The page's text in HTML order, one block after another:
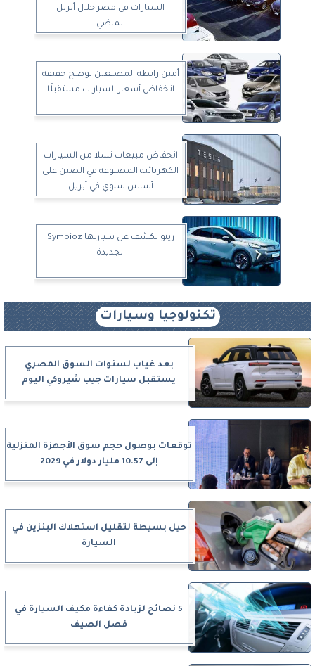
السيارات في مصر خلال أبريل
الماضي
أمين رابطة المصنعين يوضح حقيقة
انخفاض أسعار السيارات مستقبلًا
انخفاض مبيعات تسلا من السيارات
الكهربائية المصنوعة في الصين على
أساس سنوي في أبريل
رينو تكشف عن سيارتها Symbioz
الجديدة
تكنولوجيا وسيارات
بعد غياب لسنوات السوق المصري
يستقبل سيارات جيب شيروكي اليوم
توقعات بوصول حجم سوق الأجهزة المنزلية
إلى 10.57 مليار دولار في 2029
حيل بسيطة لتقليل استهلاك البنزين في
السيارة
5 نصائح لزيادة كفاءة مكيف السيارة في
فصل الصيف